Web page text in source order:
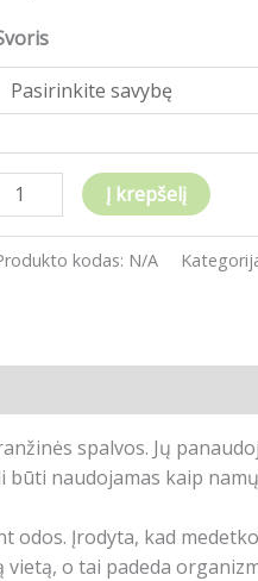
Į krepšelį
kodas: N/A
spalvos. Jų
būti naudojamas kaip
odos. Įrodyta, kad
o tai padeda